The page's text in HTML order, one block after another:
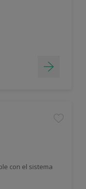
con el sistema